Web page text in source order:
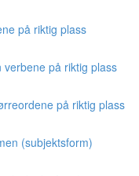
på riktig plass
verbene på riktig plass
på riktig plass
(subjektsform)